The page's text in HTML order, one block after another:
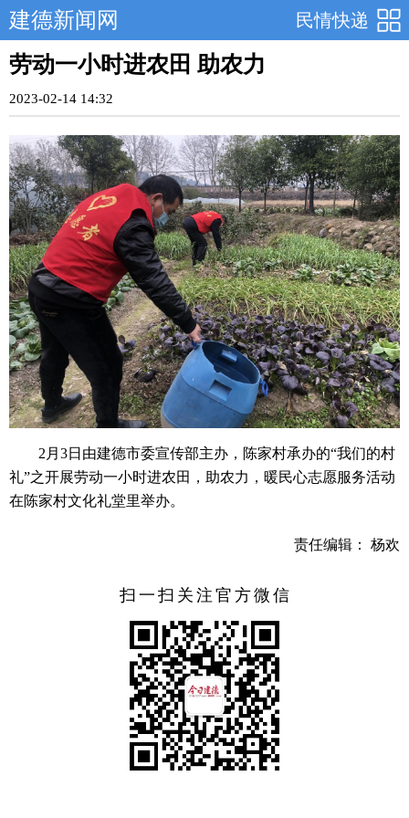
民情快递
建德新闻网
劳动一小时进农田 助农力
2023-02-14 14:32
2月3日由建德市委宣传部主办，陈家村承办的“我们的村
礼”之开展劳动一小时进农田，助农力，暖民心志愿服务活动
在陈家村文化礼堂里举办。
责任编辑： 杨欢
扫一扫关注官方微信